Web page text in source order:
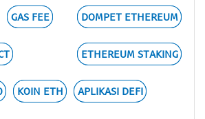
GAS FEE DOMPET ETHEREUM
ETHEREUM STAKING
KOIN ETH APLIKASI DEFI